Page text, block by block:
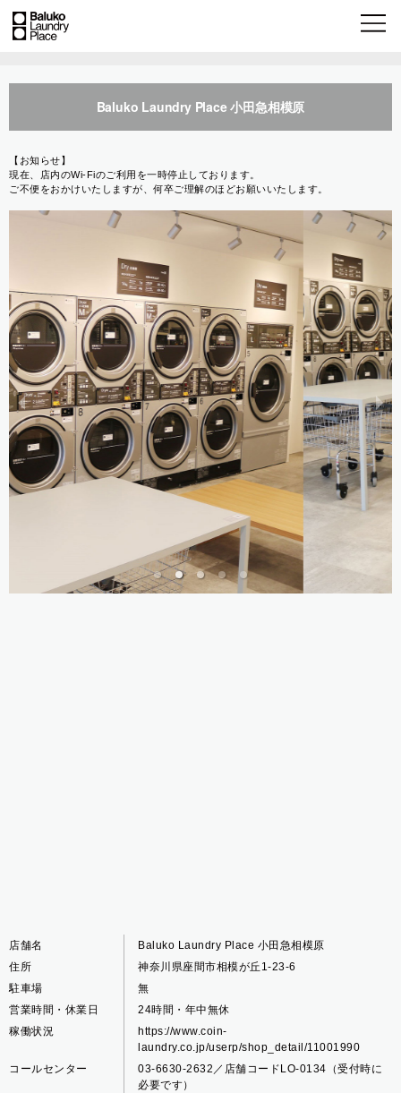
Baluko Laundry Place 小田急相模原
【お知らせ】
現在、店内のWi-Fiのご利用を一時停止しております。
ご不便をおかけいたしますが、何卒ご理解のほどお願いいたします。
店舗名
Baluko Laundry Place 小田急相模原
住所
神奈川県座間市相模が丘1-23-6
駐車場
無
営業時間・休業日
24時間・年中無休
稼働状況
https://www.coin-
laundry.co.jp/userp/shop_detail/11001990
コールセンター
03-6630-2632／店舗コードLO-0134（受付時に
必要です）